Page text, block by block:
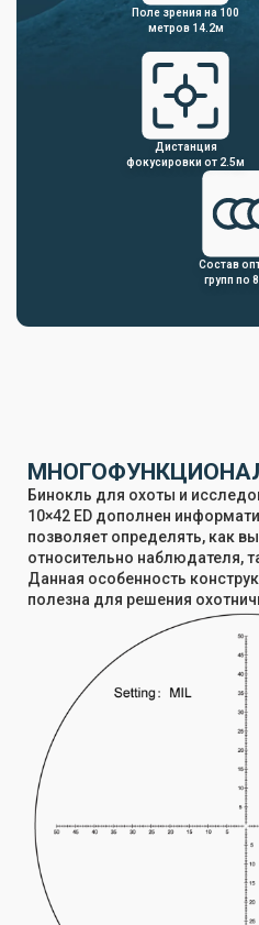
Поле зрения на 100
метров 14.2м
Дистанция
фокусировки от 2.5м
Состав
групп по
Бинокль для охоты и
10×42 ED дополнен
позволяет определять, как
относительно наблюдателя,
Данная особенность
полезна для решения